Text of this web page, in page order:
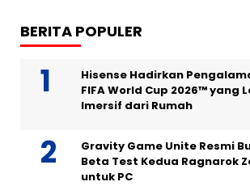
BERITA POPULER
Hisense Hadirkan
FIFA World Cup 2026™ yang
Imersif dari Rumah
Gravity Game Unite Resmi
Beta Test Kedua Ragnarok
untuk PC